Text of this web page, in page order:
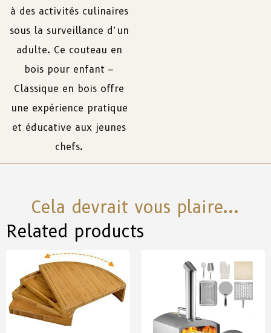
à des activitésculinaires
sous la surveillance d’un
adulte. Ce couteau en
bois pour enfant –
Classique en bois offre
une expérience pratique
et éducative aux jeunes
chefs.
Cela devrait vous plaire...
Related products